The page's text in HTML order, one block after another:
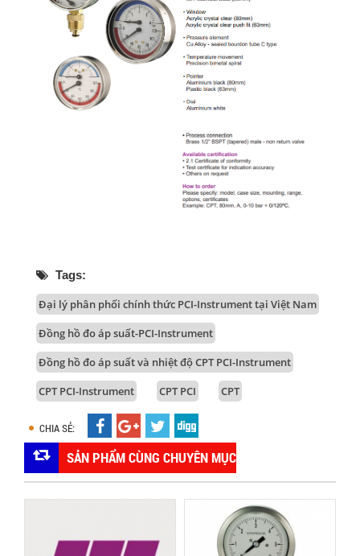
Tags:
Đại lý phân phối chính thức PCI-Instrument tại Việt Nam
Đồng hồ đo áp suất-PCI-Instrument
Đồng hồ đo áp suất và nhiệt độ CPT PCI-Instrument
CPT PCI-Instrument
CPT PCI CPT
CHIA SẺ:
SẢN PHẨM CÙNG CHUYÊN MỤC